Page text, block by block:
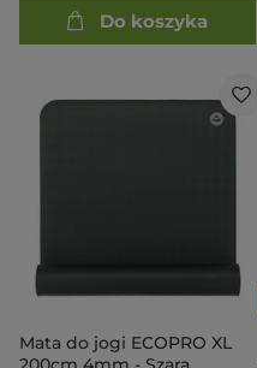
Do koszyka
Mata do jogi ECOPRO XL